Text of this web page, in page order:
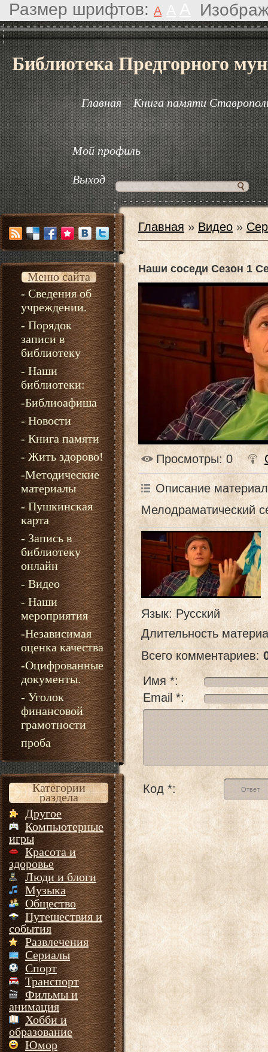
Размер шрифтов: A
Библиотека Предгорного
Главная Книга памяти
Мой профиль
Выход
Меню сайта
- Сведения об
учреждении.
- Порядок
записи в
библиотеку
- Наши
библиотеки:
-Библиоафиша
- Новости
- Книга памяти
- Жить здорово!
-Методические
материалы
- Пушкинская
карта
- Запись в
библиотеку
онлайн
- Видео
- Наши
мероприятия
-Независимая
оценка качества
-Оцифрованные
документы.
- Уголок
финансовой
грамотности
проба
Категории
раздела
Другое
Компьютерные
игры
Красота и
здоровье
Люди и блоги
Музыка
Общество
Путешествия и
события
Развлечения
Сериалы
Спорт
Транспорт
Фильмы и
анимация
Хобби и
образование
Юмор
Главная »Видео »
Наши соседи Сезон 1
Просмотры: 0
Описание
Мелодраматический
Язык: Русский
Длительность
Всего комментариев:
Имя *:
Email *:
Код *: